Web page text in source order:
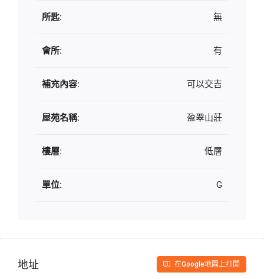
所匙: 無
會所: 有
補充內容: 可以交吉
屋苑名稱: 盈翠山莊
樓層: 低層
單位: G
地址 在Google地圖上打開